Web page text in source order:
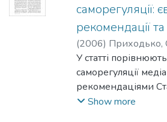
вітчизняної
другого -
мас-медійної
представлений
школи
навчального
новітні західні
саморегуляції:
рекомендації та
(2006) Приходько,
У статті
саморегуляції
рекомендаціями
та Міжнародної
Show more